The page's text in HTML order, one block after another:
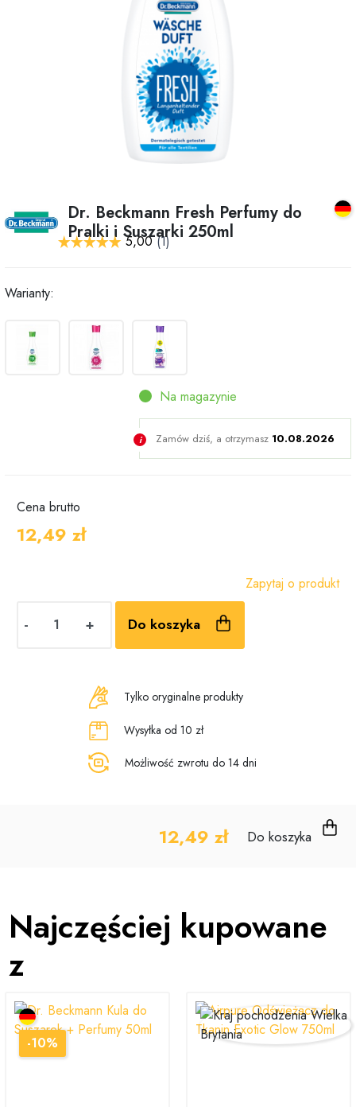
Dr. Beckmann Fresh Perfumy do
Pralki i Suszarki 250ml
Warianty:
Na magazynie
Zamów dziś, a otrzymasz 10.08.2026
Cena brutto
12,49 zł
Zapytaj o produkt
- + Do koszyka
Tylko oryginalne produkty
Wysyłka od 10 zł
Możliwość zwrotu do 14 dni
12,49 zł Do koszyka
Najczęściej kupowane
z
-10%